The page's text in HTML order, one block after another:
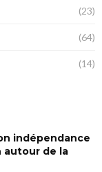
(23)
(64)
(14)
indépendance
autour de la